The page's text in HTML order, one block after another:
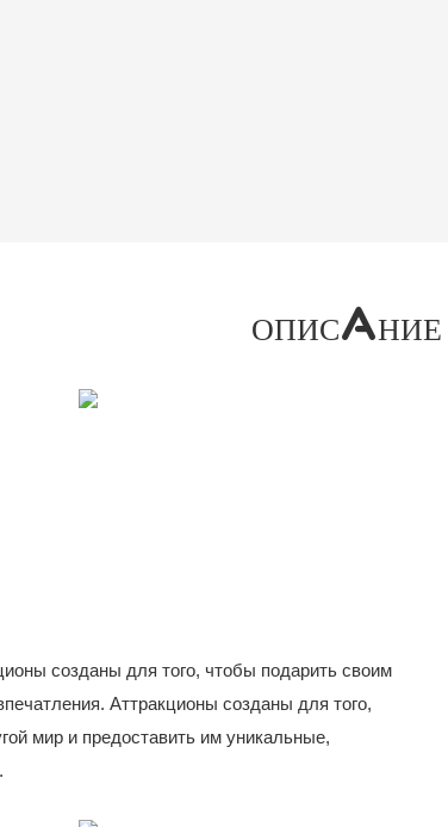
созданы для того, чтобы подарить своим
Аттракционы созданы для того,
мир и предоставить им уникальные,